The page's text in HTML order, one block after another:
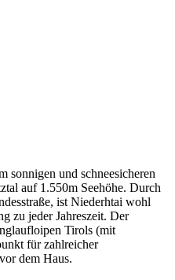
sonnigen und schneesicheren
auf 1.550m Seehöhe. Durch
ist Niederhtai wohl
zu jeder Jahreszeit. Der
Tirols (mit
für zahlreicher
dem Haus.